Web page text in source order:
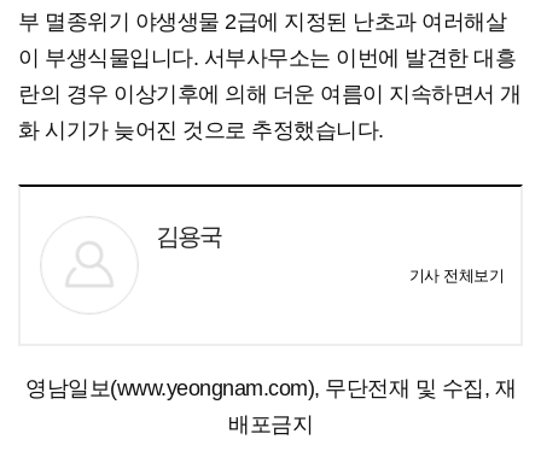
부 멸종위기 야생생물 2급에 지정된 난초과 여러해살
이 부생식물입니다. 서부사무소는 이번에 발견한 대흥
란의 경우 이상기후에 의해 더운 여름이 지속하면서 개
화 시기가 늦어진 것으로 추정했습니다.
김용국
기사 전체보기
영남일보(www.yeongnam.com), 무단전재 및 수집, 재
배포금지